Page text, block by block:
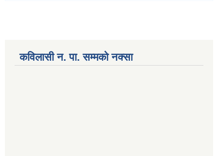
कविलासी न. पा. सम्मकाे नक्सा